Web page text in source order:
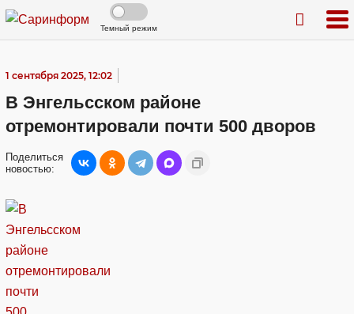
Темный режим
1 сентября 2025, 12:02
В Энгельсском районе
отремонтировали почти 500 дворов
Поделиться
новостью: